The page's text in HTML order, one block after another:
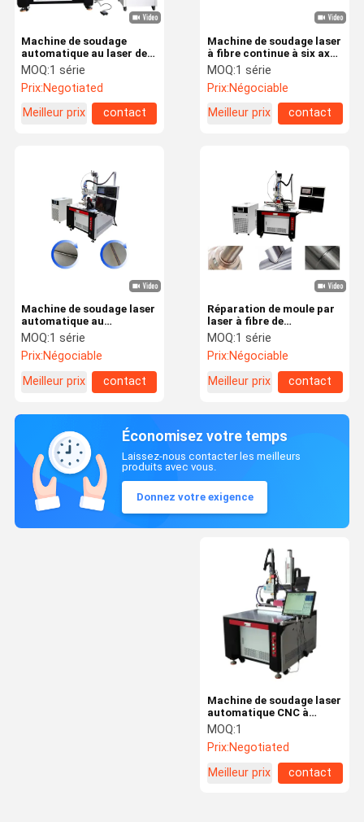
Machine de soudage
automatique au laser de
1500W soudage de
roulement CNC soudage
automatique au laser
MOQ:1 série
Prix:Negotiated
Meilleur prix
contact
Machine de soudage laser
à fibre continue à six axes
1000W avec contrôle
intelligent
MOQ:1 série
Prix:Négociable
Meilleur prix
contact
Machine de soudage laser
automatique au
galvanomètre 500W
1000W 1500W 2000W
3000W
MOQ:1 série
Prix:Négociable
Meilleur prix
contact
Réparation de moule par
laser à fibre de
refroidissement à l'eau
Machine de soudage
MOQ:1 série
Prix:Négociable
Meilleur prix
contact
Économisez votre temps
Laissez-nous contacter les meilleurs
produits avec vous.
Donnez votre exigence
Machine de soudage laser
automatique CNC à
plusieurs axes 1000W
1500W CKD LASER
MOQ:1
Prix:Negotiated
Meilleur prix
contact